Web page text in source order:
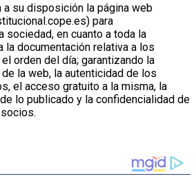
su disposición la página web
para
sociedad, en cuanto a toda la
la documentación relativa a los
orden del día; garantizando la
la web, la autenticidad de los
el acceso gratuito a la misma, la
lo publicado y la confidencialidad de